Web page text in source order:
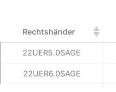
Rechtshänder
22UER5.0SAGE
22UER6.0SAGE